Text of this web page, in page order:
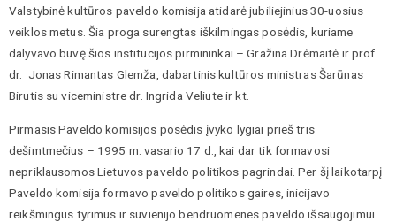
Valstybinė kultūros paveldo komisija atidarė jubiliejinius 30-uosius
veiklos metus. Šia proga surengtas iškilmingas posėdis, kuriame
dalyvavo buvę šios institucijos pirmininkai – Gražina Drėmaitė ir prof.
dr. Jonas Rimantas Glemža, dabartinis kultūros ministras Šarūnas
Birutis su viceministre dr. Ingrida Veliute ir kt.
Pirmasis Paveldo komisijos posėdis įvyko lygiai prieš tris
dešimtmečius – 1995 m. vasario 17 d., kai dar tik formavosi
nepriklausomos Lietuvos paveldo politikos pagrindai. Per šį laikotarpį
Paveldo komisija formavo paveldo politikos gaires, inicijavo
reikšmingus tyrimus ir suvienijo bendruomenes paveldo išsaugojimui.